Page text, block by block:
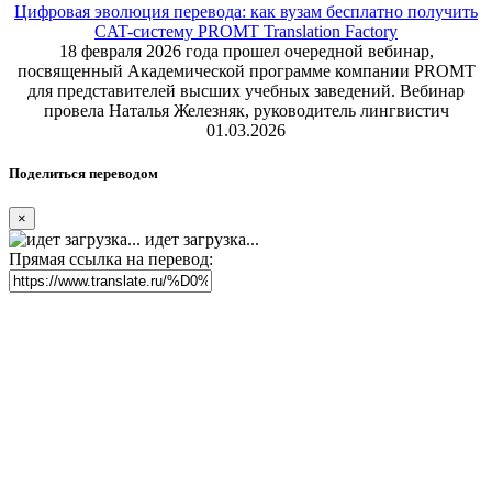
Цифровая эволюция перевода: как вузам бесплатно получить
CAT-систему PROMT Translation Factory
18 февраля 2026 года прошел очередной вебинар,
посвященный Академической программе компании PROMT
для представителей высших учебных заведений. Вебинар
провела Наталья Железняк, руководитель лингвистич
01.03.2026
Поделиться переводом
×
идет загрузка...
Прямая ссылка на перевод: